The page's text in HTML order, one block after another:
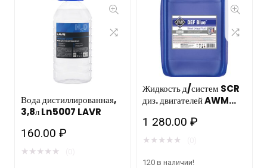
Вода дистиллированная,
3,8л Ln5007 LAVR
160.00₽
★ ★ ★ ★ ★
Жидкость д/систем SCR
диз. двигателей AWM
канистра 20л./39шт
1 280.00₽
★ ★ ★ ★ ★
120 в наличии!